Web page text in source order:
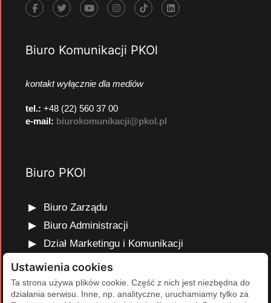
Biuro Komunikacji PKOl
kontakt wyłącznie dla mediów
tel.: +48 (22) 560 37 00
e-mail: biurokomunikacji@pkol.pl
Biuro PKOl
Biuro Zarządu
Biuro Administracji
Dział Marketingu i Komunikacji
Dział Edukacji Olimpijskiej
Dział Finansów i Kadr
Dział Projektów Olimpijskich
Ustawienia cookies
Ta strona używa plików cookie. Część z nich jest niezbędna do
działania serwisu. Inne, np. analityczne, uruchamiamy tylko za